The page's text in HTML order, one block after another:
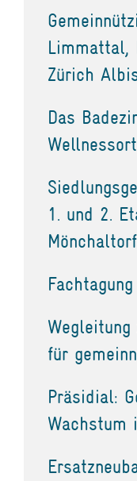
Limmattal,
Zürich
Das
1. und 2.
Mönchaltorf
Fachtagung
für
Präsidial:
Wachstum